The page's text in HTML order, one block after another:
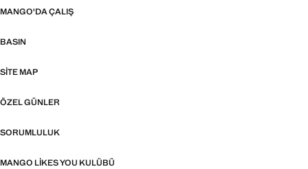
MANGO'DA ÇALIŞ
BASIN
SITE MAP
ÖZEL GÜNLER
SORUMLULUK
MANGO LIKES YOU KULÜBÜ